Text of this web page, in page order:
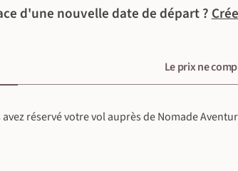
©
©
d'une nouvelle date de départ ?
Le prix ne
réservé votre vol auprès de Nomade